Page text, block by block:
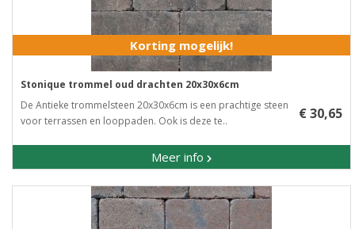
Korting mogelijk!
Stonique trommel oud drachten 20x30x6cm
De Antieke trommelsteen 20x30x6cm is een prachtige steen
voor terrassen en looppaden. Ook is deze te..
Meer info
€ 30,65